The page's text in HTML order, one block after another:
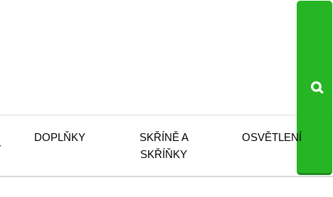
DOPLŇKY
SKŘÍNĚ A
SKŘÍŇKY
OSVĚTLENÍ